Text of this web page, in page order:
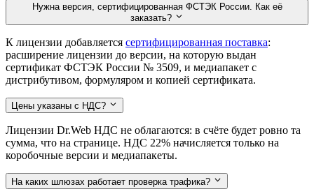
Нужна версия, сертифицированная ФСТЭК России. Как её
заказать?
К лицензии добавляется сертифицированная поставка:
расширение лицензии до версии, на которую выдан
сертификат ФСТЭК России № 3509, и медиапакет с
дистрибутивом, формуляром и копией сертификата.
Цены указаны с НДС?
Лицензии Dr.Web НДС не облагаются: в счёте будет ровно та
сумма, что на странице. НДС 22% начисляется только на
коробочные версии и медиапакеты.
На каких шлюзах работает проверка трафика?